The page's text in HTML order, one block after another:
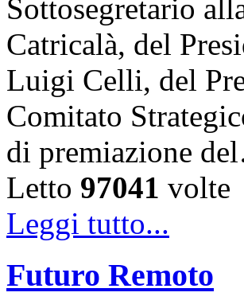
Sottosegretario
Catricalà, del
Luigi Celli, del
Comitato
di premiazione
Letto 97041 volte
Leggi tutto...
Futuro Remoto